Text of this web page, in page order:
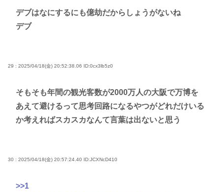
デブはなにするにも億劫だからしょうがないね
デブ
29 : 2025/04/18(金) 20:52:38.06 ID:0cx3lb5z0
そもそも年間の観光客数が2000万人の大阪で万博を
あえて避けるって思考回路になるやつがどれだけいる
か考えればスカスカなんて言葉は出ないと思う
30 : 2025/04/18(金) 20:57:24.40 ID:JCXNcD410
>>1